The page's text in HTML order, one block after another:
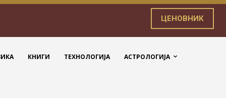
ЦЕНОВНИК
КНИГИ ТЕХНОЛОГИЈА АСТРОЛОГИЈА